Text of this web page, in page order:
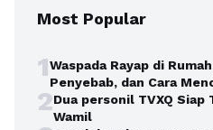
Most Popular
1Waspada Rayap di
Penyebab, dan Cara
2Dua personil TVXQ
Wamil